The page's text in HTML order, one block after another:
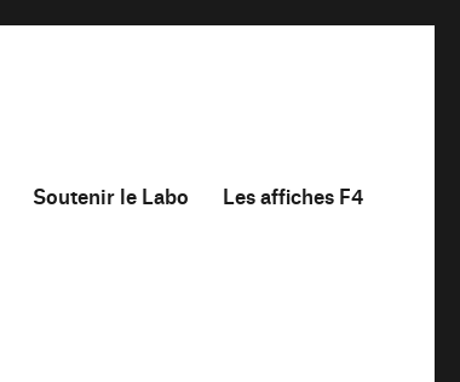
Soutenir le Labo Les affiches F4